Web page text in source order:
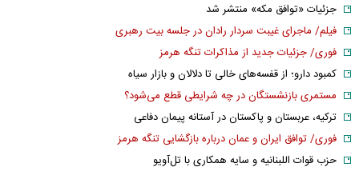
جزئیات «توافق مکه» منتشر شد
فیلم/ ماجرای غیبت سردار رادان در جلسه بیت رهبری
فوری/ جزئیات جدید از مذاکرات تنگه هرمز
کمبود دارو؛ از قفسه‌های خالی تا دلالان و بازار سیاه
مستمری بازنشستگان در چه شرایطی قطع می‌شود؟
ترکیه، عربستان و پاکستان در آستانه پیمان دفاعی
فوری/ توافق ایران و عمان درباره بازگشایی تنگه هرمز
حزب قوات اللبنانیه و سایه همکاری با تل‌آویو